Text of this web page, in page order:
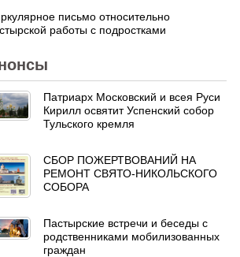
письмо относительно
работы с подростками
Патриарх Московский и всея Руси
Кирилл освятит Успенский собор
Тульского кремля
СБОР ПОЖЕРТВОВАНИЙ НА
РЕМОНТ СВЯТО-НИКОЛЬСКОГО
СОБОРА
Пастырские встречи и беседы с
родственниками мобилизованных
граждан